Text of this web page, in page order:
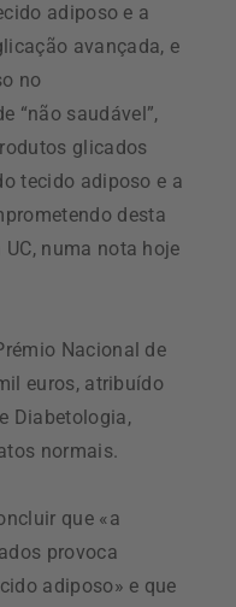
adiposo e a
avançada, e
no
“não saudável”,
glicados
tecido adiposo e a
desta
numa nota hoje
Nacional de
euros, atribuído
Diabetologia,
normais.
que «a
provoca
adiposo» e que